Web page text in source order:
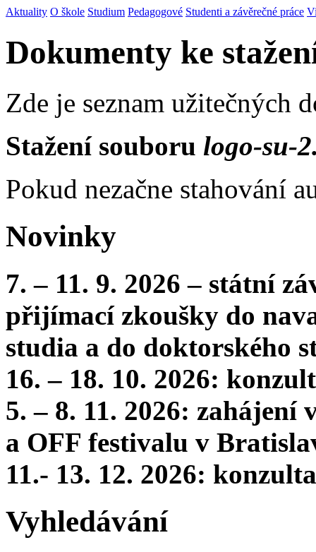
Aktuality O škole Studium Pedagogové Studenti a závěrečné práce
Dokumenty ke
Zde je seznam užitečných
Stažení souboru logo-su-
Pokud nezačne stahování
Novinky
7. – 11. 9. 2026 – státní
přijímací zkoušky do
studia a do doktorského
16. – 18. 10. 2026:
5. – 8. 11. 2026:
a OFF festivalu v
11.- 13. 12. 2026:
Vyhledávání